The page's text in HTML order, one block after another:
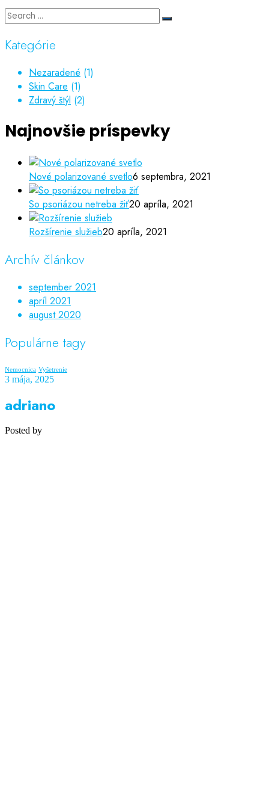
Kategórie
Nezaradené (1)
Skin Care (1)
Zdravý štýl (2)
Najnovšie príspevky
Nové polarizované svetlo6 septembra, 2021
So psoriázou netreba žiť20 apríla, 2021
Rozšírenie služieb20 apríla, 2021
Archív článkov
september 2021
apríl 2021
august 2020
Populárne tagy
Nemocnica Vyšetrenie
3 mája, 2025
adriano
Posted by